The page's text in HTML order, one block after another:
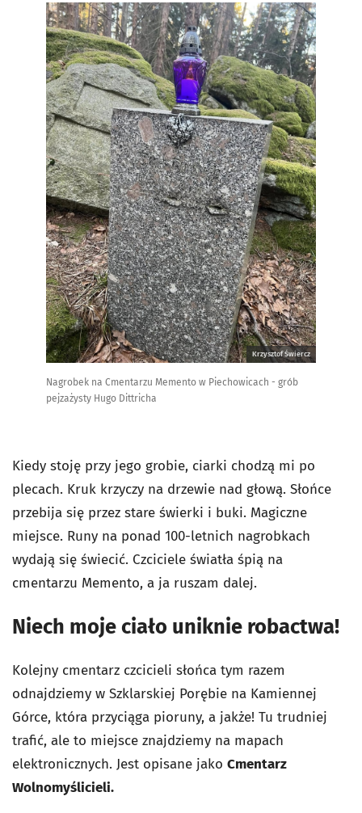
Krzysztof Świercz
Nagrobek na Cmentarzu Memento w Piechowicach - grób
pejzażysty Hugo Dittricha
Kiedy stoję przy jego grobie, ciarki chodzą mi po
plecach. Kruk krzyczy na drzewie nad głową. Słońce
przebija się przez stare świerki i buki. Magiczne
miejsce. Runy na ponad 100-letnich nagrobkach
wydają się świecić. Czciciele światła śpią na
cmentarzu Memento, a ja ruszam dalej.
Niech moje ciało uniknie robactwa!
Kolejny cmentarz czcicieli słońca tym razem
odnajdziemy w Szklarskiej Porębie na Kamiennej
Górce, która przyciąga pioruny, a jakże! Tu trudniej
trafić, ale to miejsce znajdziemy na mapach
elektronicznych. Jest opisane jako Cmentarz
Wolnomyślicieli.